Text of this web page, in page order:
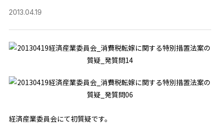
2013.04.19
経済産業委員会にて初質疑です。